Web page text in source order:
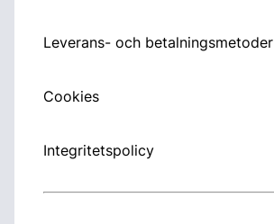
Leverans- och betalningsmetoder
Cookies
Integritetspolicy